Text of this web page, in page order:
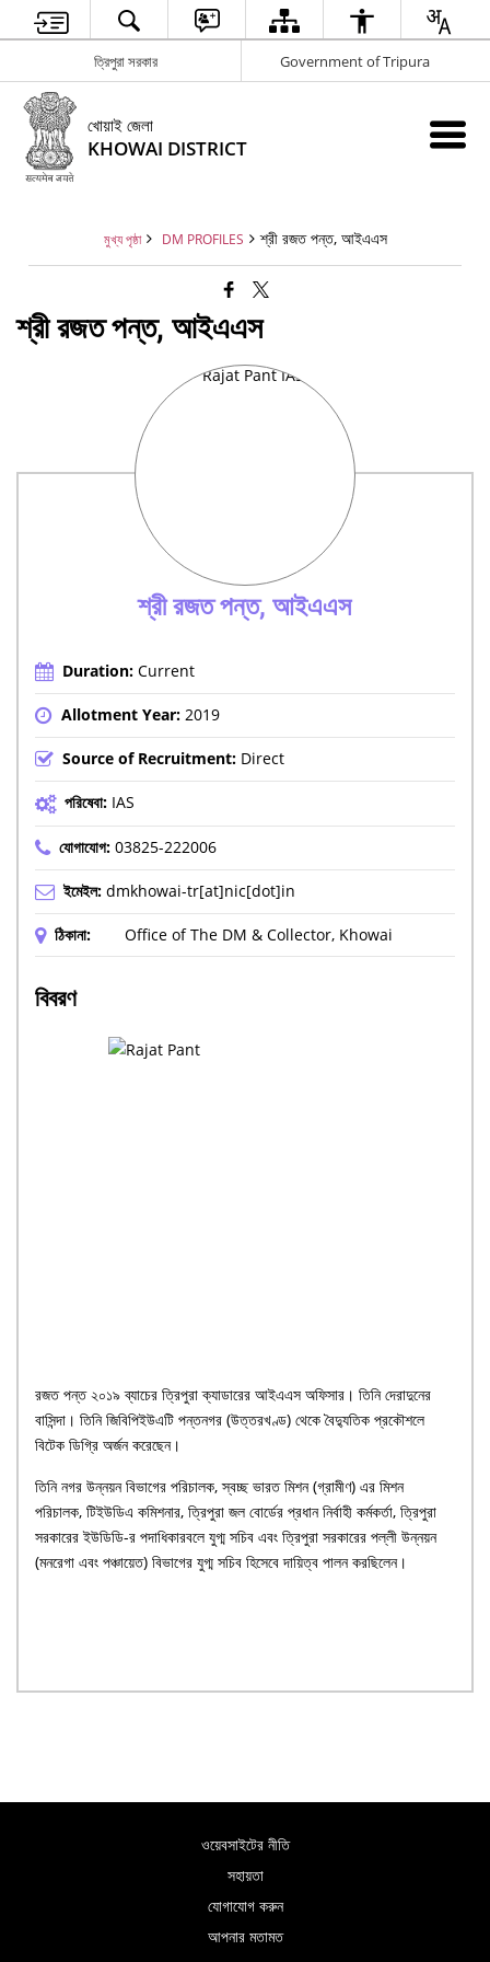
ত্রিপুরা সরকার Government of Tripura
খোয়াই জেলা
KHOWAI DISTRICT
মুখ্য পৃষ্ঠা DM PROFILES শ্রী রজত পন্ত, আইএএস
শ্রী রজত পন্ত, আইএএস
শ্রী রজত পন্ত, আইএএস
Duration:Current
Allotment Year:2019
Source of Recruitment: Direct
পরিষেবা: IAS
যোগাযোগ:03825-222006
ইমেইল:dmkhowai-tr[at]nic[dot]in
ঠিকানা: Office of The DM & Collector, Khowai
বিবরণ
রজত পন্ত ২০১৯ ব্যাচের ত্রিপুরা ক্যাডারের আইএএস অফিসার। তিনি দেরাদুনের
বাসিন্দা। তিনি জিবিপিইউএটি পন্তনগর (উত্তরখণ্ড) থেকে বৈদ্যুতিক প্রকৌশলে
বিটেক ডিগ্রি অর্জন করেছেন।
তিনি নগর উন্নয়ন বিভাগের পরিচালক, স্বচ্ছ ভারত মিশন (গ্রামীণ) এর মিশন
পরিচালক, টিইউডিএ কমিশনার, ত্রিপুরা জল বোর্ডের প্রধান নির্বাহী কর্মকর্তা, ত্রিপুরা
সরকারের ইউডিডি-র পদাধিকারবলে যুগ্ম সচিব এবং ত্রিপুরা সরকারের পল্লী উন্নয়ন
(মনরেগা এবং পঞ্চায়েত) বিভাগের যুগ্ম সচিব হিসেবে দায়িত্ব পালন করছিলেন।
ওয়েবসাইটের নীতি
সহায়তা
যোগাযোগ করুন
আপনার মতামত